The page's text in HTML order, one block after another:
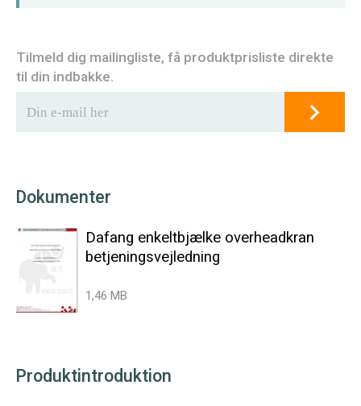
Tilmeld dig mailingliste, få produktprisliste direkte
til din indbakke.
Dokumenter
Dafang enkeltbjælke overheadkran
betjeningsvejledning
1,46 MB
Produktintroduktion